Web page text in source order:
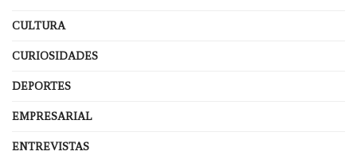
CULTURA
CURIOSIDADES
DEPORTES
EMPRESARIAL
ENTREVISTAS